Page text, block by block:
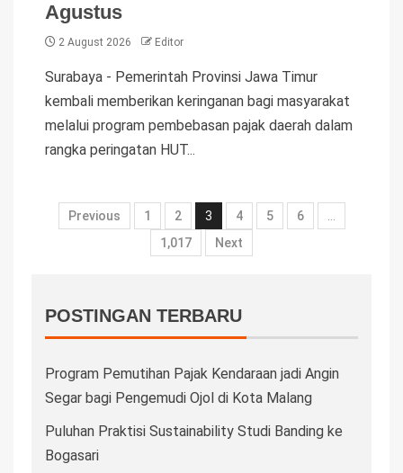
Agustus
2 August 2026 Editor
Surabaya - Pemerintah Provinsi Jawa Timur
kembali memberikan keringanan bagi masyarakat
melalui program pembebasan pajak daerah dalam
rangka peringatan HUT...
Previous 1 2 3 4 5 6
…
1,017
Next
POSTINGAN TERBARU
Program Pemutihan Pajak Kendaraan jadi Angin
Segar bagi Pengemudi Ojol di Kota Malang
Puluhan Praktisi Sustainability Studi Banding ke
Bogasari